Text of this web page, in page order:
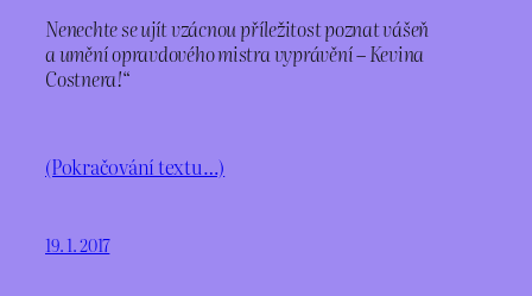
Nenechte se ujít vzácnou příležitost poznat vášeň
a umění opravdového mistra vyprávění – Kevina
Costnera!“
(Pokračování textu…)
19. 1. 2017